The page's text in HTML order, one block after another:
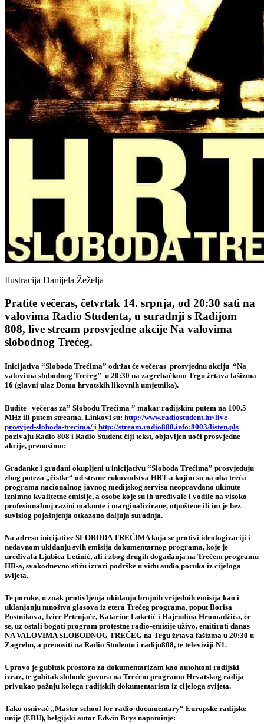
Ilustracija Danijela Žeželja
Pratite večeras, četvrtak 14. srpnja, od 20:30 sati na
valovima Radio Studenta, u suradnji s Radijom
808, live stream prosvjedne akcije Na valovima
slobodnog Trećeg.
Inicijativa “Sloboda Trećima” održat će večeras prosvjednu akciju “Na
valovima slobodnog Trećeg” u 20:30 na zagrebačkom Trgu žrtava fašizma
16 (glavni ulaz Doma hrvatskih likovnih umjetnika).
Budite večeras za” Slobodu Trećima ” makar radijskim putem na 100.5
MHz ili putem streama. Linkovi su: http://www.radiostudent.hr/live-
prosvjed-sloboda-trecima/ i http://stream.radio808.info:8003/listen.pls –
pozivaju Radio 808 i Radio Student čiji tekst, objavljen uoči prosvjedne
akcije, prenosimo:
Građanke i građani okupljeni u inicijativu “Sloboda Trećima” prosvjeduju
zbog poteza „čistke“ od strane rukovodstva HRT-a kojim su na oba treća
programa nacionalnog javnog medijskog servisa neopravdano ukinute
iznimno kvalitetne emisije, a osobe koje su ih uređivale i vodile na visoko
profesionalnoj razini maknute i marginalizirane, otpuštene ili im je bez
suvislog pojašnjenja otkazana daljnja suradnja.
Na adresu inicijative SLOBODA TREĆIMA koja se protivi ideologizaciji i
nedavnom ukidanju svih emisija dokumentarnog programa, koje je
uređivala Ljubica Letinić, ali i zbog drugih događanja na Trećem programu
HR-a, svakodnevno stižu izrazi podrške u vidu audio poruka iz cijeloga
svijeta.
Te poruke, u znak protivljenja ukidanju brojnih vrijednih emisija kao i
uklanjanju mnoštva glasova iz etera Trećeg programa, poput Borisa
Postnikova, Ivice Prtenjače, Katarine Luketić i Hajrudina Hromadžića, će
se, uz ostali bogati program protestne radio-emisije uživo, emitirati danas
NA VALOVIMA SLOBODNOG TREĆEG na Trgu žrtava fašizma u 20:30 u
Zagrebu, a prenositi na Radio Studentu i radiju808, te televiziji N1.
Upravo je gubitak prostora za dokumentarizam kao autohtoni radijski
izraz, te gubitak slobode govora na Trećem programu Hrvatskog radija
privukao pažnju kolega radijskih dokumentarista iz cijeloga svijeta.
Tako osnivač „Master school for radio-documentary“ Europske radijske
unije (EBU), belgijski autor Edwin Brys napominje: